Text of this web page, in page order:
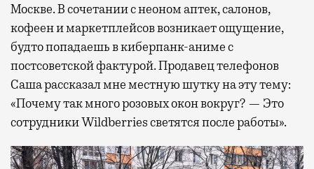
Москве. В сочетании с неоном аптек, салонов,
кофеен и маркетплейсов возникает ощущение,
будто попадаешь в киберпанк-аниме с
постсоветской фактурой. Продавец телефонов
Саша рассказал мне местную шутку на эту тему:
«Почему так много розовых окон вокруг? — Это
сотрудники Wildberries светятся после работы».